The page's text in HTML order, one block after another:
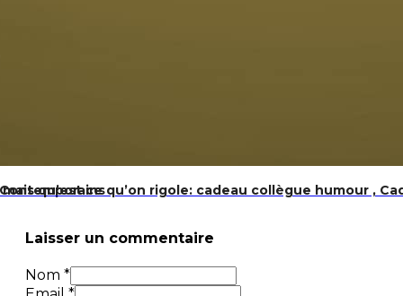
qu’est ce qu’on rigole: cadeau collègue humour ,
Laisser un commentaire
Nom *